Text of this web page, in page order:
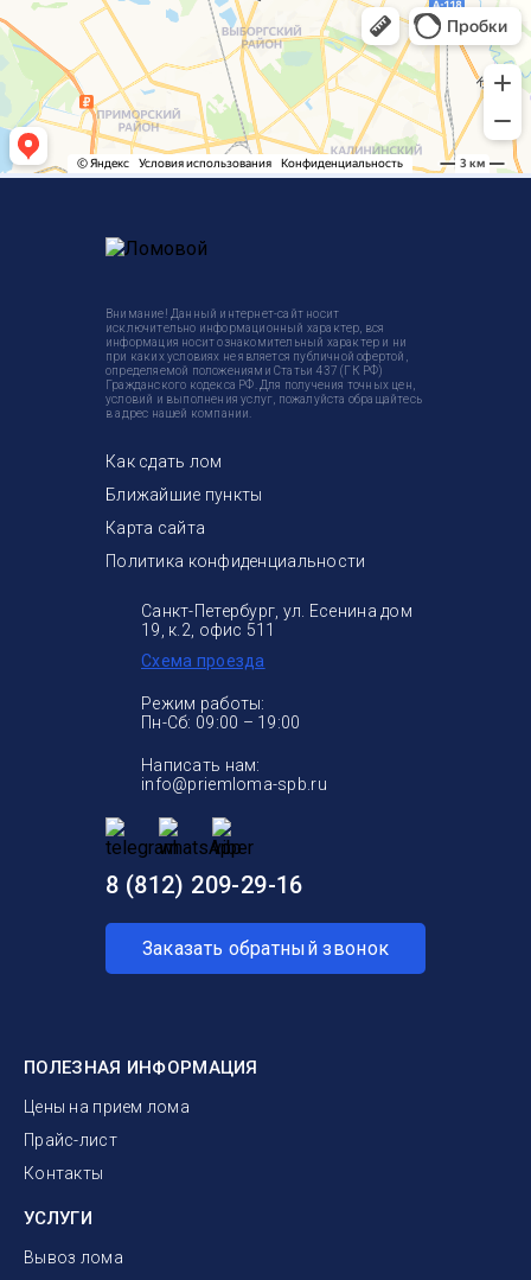
ПОЛЕЗНАЯ ИНФОРМАЦИЯ
Цены на прием лома
Прайс-лист
Контакты
УСЛУГИ
Вывоз лома
Внимание! Данный интернет-сайт носит
исключительно информационный характер, вся
информация носит ознакомительный характер и ни
при каких условиях не является публичной офертой,
определяемой положениями Статьи 437 (ГК РФ)
Гражданского кодекса РФ. Для получения точных цен,
условий и выполнения услуг, пожалуйста обращайтесь
в адрес нашей компании.
Как сдать лом
Ближайшие пункты
Карта сайта
Политика конфиденциальности
Санкт-Петербург, ул. Есенина дом
19, к.2, офис 511
Схема проезда
Режим работы:
Пн-Сб: 09:00 – 19:00
Написать нам:
info@priemloma-spb.ru
8 (812) 209-29-16
Заказать обратный звонок